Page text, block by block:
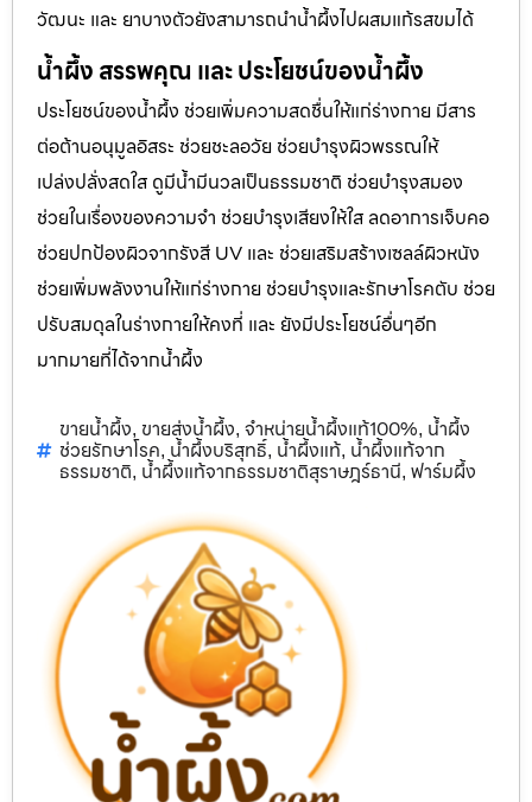
วัฒนะ และ ยาบางตัวยังสามารถนำน้ำผึ้งไปผสมแก้รสขมได้
น้ำผึ้ง สรรพคุณ และ ประโยชน์ของน้ำผึ้ง
ประโยชน์ของน้ำผึ้ง ช่วยเพิ่มความสดชื่นให้แก่ร่างกาย มีสาร
ต่อต้านอนุมูลอิสระ ช่วยชะลอวัย ช่วยบำรุงผิวพรรณให้
เปล่งปลั่งสดใส ดูมีน้ำมีนวลเป็นธรรมชาติ ช่วยบำรุงสมอง
ช่วยในเรื่องของความจำ ช่วยบำรุงเสียงให้ใส ลดอาการเจ็บคอ
ช่วยปกป้องผิวจากรังสี UV และ ช่วยเสริมสร้างเซลล์ผิวหนัง
ช่วยเพิ่มพลังงานให้แก่ร่างกาย ช่วยบำรุงและรักษาโรคตับ ช่วย
ปรับสมดุลในร่างกายให้คงที่ และ ยังมีประโยชน์อื่นๆอีก
มากมายที่ได้จากน้ำผึ้ง
ขายน้ำผึ้ง, ขายส่งน้ำผึ้ง, จำหน่ายน้ำผึ้งแท้100%, น้ำผึ้ง
ช่วยรักษาโรค, น้ำผึ้งบริสุทธิ์, น้ำผึ้งแท้, น้ำผึ้งแท้จาก
ธรรมชาติ, น้ำผึ้งแท้จากธรรมชาติสุราษฎร์ธานี, ฟาร์มผึ้ง